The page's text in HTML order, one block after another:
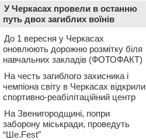
У Черкасах провели в останню
путь двох загиблих воїнів
До 1 вересня у Черкасах
оновлюють дорожню розмітку біля
навчальних закладів (ФОТОФАКТ)
На честь загиблого захисника і
чемпіона світу в Черкасах відкрили
спортивно-реабілітаційний центр
На Звенигородщині, попри
заборону міськради, проведуть
“Ше.Fest”